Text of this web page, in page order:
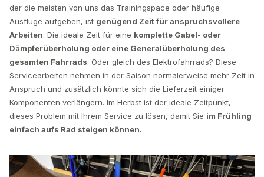
der die meisten von uns das Trainingspace oder häufige
Ausflüge aufgeben, ist genügend Zeit für anspruchsvollere
Arbeiten. Die ideale Zeit für eine komplette Gabel- oder
Dämpferüberholung oder eine Generalüberholung des
gesamten Fahrrads. Oder gleich des Elektrofahrrads? Diese
Servicearbeiten nehmen in der Saison normalerweise mehr Zeit in
Anspruch und zusätzlich könnte sich die Lieferzeit einiger
Komponenten verlängern. Im Herbst ist der ideale Zeitpunkt,
dieses Problem mit Ihrem Service zu lösen, damit Sie im Frühling
einfach aufs Rad steigen können.